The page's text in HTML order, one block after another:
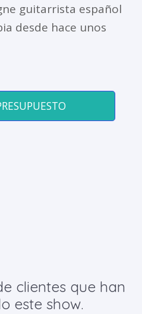
guitarrista español
desde hace unos
clientes que han
este show.